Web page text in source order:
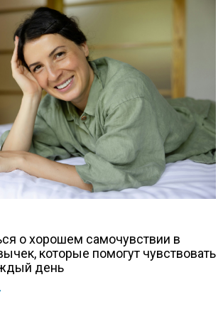
о хорошем самочувствии в
которые помогут чувствовать
день